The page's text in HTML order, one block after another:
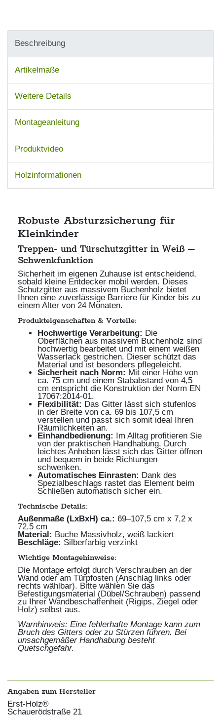
Beschreibung
Artikelmaße
Weitere Details
Montageanleitung
Produktvideo
Holzinformationen
Robuste Absturzsicherung für
Kleinkinder
Treppen- und Türschutzgitter in Weiß –
Schwenkfunktion
Sicherheit im eigenen Zuhause ist entscheidend,
sobald kleine Entdecker mobil werden. Dieses
Schutzgitter aus massivem Buchenholz bietet
Ihnen eine zuverlässige Barriere für Kinder bis zu
einem Alter von 24 Monaten.
Produkteigenschaften & Vorteile:
Hochwertige Verarbeitung: Die
Oberflächen aus massivem Buchenholz sind
hochwertig bearbeitet und mit einem weißen
Wasserlack gestrichen. Dieser schützt das
Material und ist besonders pflegeleicht.
Sicherheit nach Norm: Mit einer Höhe von
ca. 75 cm und einem Stababstand von 4,5
cm entspricht die Konstruktion der Norm EN
17067:2014-01.
Flexibilität: Das Gitter lässt sich stufenlos
in der Breite von ca. 69 bis 107,5 cm
verstellen und passt sich somit ideal Ihren
Räumlichkeiten an.
Einhandbedienung:
Im Alltag profitieren Sie
von der praktischen Handhabung. Durch
leichtes Anheben lässt sich das Gitter öffnen
und bequem in beide Richtungen
schwenken.
Automatisches Einrasten: Dank des
Spezialbeschlags rastet das Element beim
Schließen automatisch sicher ein.
Technische Details:
Außenmaße (LxBxH) ca.: 69–107,5 cm x 7,2 x
72,5 cm
Material: Buche Massivholz, weiß lackiert
Beschläge: Silberfarbig verzinkt
Wichtige Montagehinweise:
Die Montage erfolgt durch Verschrauben an der
Wand oder am Türpfosten (Anschlag links oder
rechts wählbar). Bitte wählen Sie das
Befestigungsmaterial (Dübel/Schrauben) passend
zu Ihrer Wandbeschaffenheit (Rigips, Ziegel oder
Holz) selbst aus.
Warnhinweis: Eine fehlerhafte Montage kann zum
Bruch des Gitters oder zu Stürzen führen. Bei
unsachgemäßer Handhabung besteht
Quetschgefahr.
Angaben zum Hersteller
Erst-Holz®
Schauerödstraße 21